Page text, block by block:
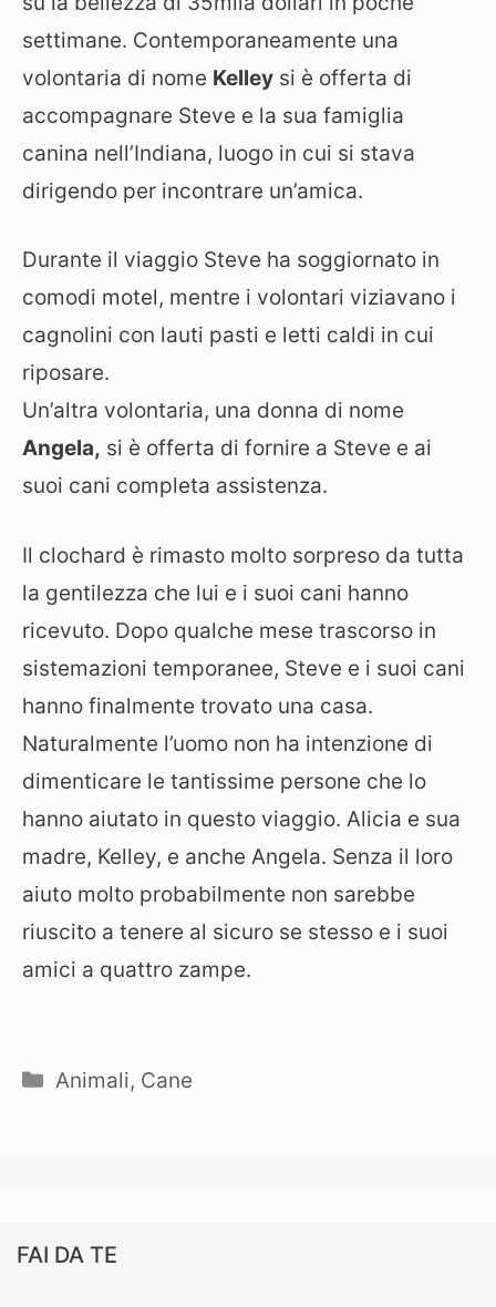
settimane. Contemporaneamente una
volontaria di nome Kelley si è offerta di
accompagnare Steve e la sua famiglia
canina nell’Indiana, luogo in cui si stava
dirigendo per incontrare un’amica.
Durante il viaggio Steve ha soggiornato in
comodi motel, mentre i volontari viziavano i
cagnolini con lauti pasti e letti caldi in cui
riposare.
Un’altra volontaria, una donna di nome
Angela, si è offerta di fornire a Steve e ai
suoi cani completa assistenza.
Il clochard è rimasto molto sorpreso da tutta
la gentilezza che lui e i suoi cani hanno
ricevuto. Dopo qualche mese trascorso in
sistemazioni temporanee, Steve e i suoi cani
hanno finalmente trovato una casa.
Naturalmente l’uomo non ha intenzione di
dimenticare le tantissime persone che lo
hanno aiutato in questo viaggio. Alicia e sua
madre, Kelley, e anche Angela. Senza il loro
aiuto molto probabilmente non sarebbe
riuscito a tenere al sicuro se stesso e i suoi
amici a quattro zampe.
Categorie
Animali, Cane
FAI DA TE